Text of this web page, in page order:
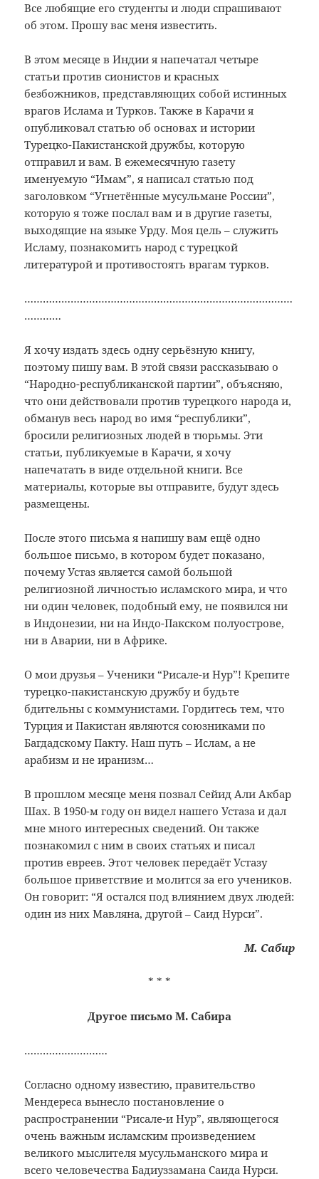
Все любящие его студенты и люди спрашивают
об этом. Прошу вас меня известить.
В этом месяце в Индии я напечатал четыре
статьи против сионистов и красных
безбожников, представляющих собой истинных
врагов Ислама и Турков. Также в Карачи я
опубликовал статью об основах и истории
Турецко-Пакистанской дружбы, которую
отправил и вам. В ежемесячную газету
именуемую “Имам”, я написал статью под
заголовком “Угнетённые мусульмане России”,
которую я тоже послал вам и в другие газеты,
выходящие на языке Урду. Моя цель – служить
Исламу, познакомить народ с турецкой
литературой и противостоять врагам турков.
……………………………………………………………………………
…………
Я хочу издать здесь одну серьёзную книгу,
поэтому пишу вам. В этой связи рассказываю о
“Народно-республиканской партии”, объясняю,
что они действовали против турецкого народа и,
обманув весь народ во имя “республики”,
бросили религиозных людей в тюрьмы. Эти
статьи, публикуемые в Карачи, я хочу
напечатать в виде отдельной книги. Все
материалы, которые вы отправите, будут здесь
размещены.
После этого письма я напишу вам ещё одно
большое письмо, в котором будет показано,
почему Устаз является самой большой
религиозной личностью исламского мира, и что
ни один человек, подобный ему, не появился ни
в Индонезии, ни на Индо-Пакском полуострове,
ни в Аварии, ни в Африке.
О мои друзья – Ученики “Рисале-и Нур”! Крепите
турецко-пакистанскую дружбу и будьте
бдительны с коммунистами. Гордитесь тем, что
Турция и Пакистан являются союзниками по
Багдадскому Пакту. Наш путь – Ислам, а не
арабизм и не иранизм…
В прошлом месяце меня позвал Сейид Али Акбар
Шах. В 1950-м году он видел нашего Устаза и дал
мне много интересных сведений. Он также
познакомил с ним в своих статьях и писал
против евреев. Этот человек передаёт Устазу
большое приветствие и молится за его учеников.
Он говорит: “Я остался под влиянием двух людей:
один из них Мавляна, другой – Саид Нурси”.
М. Сабир
* * *
Другое письмо М. Сабира
………………………
Согласно одному известию, правительство
Мендереса вынесло постановление о
распространении “Рисале-и Нур”, являющегося
очень важным исламским произведением
великого мыслителя мусульманского мира и
всего человечества Бадиуззамана Саида Нурси.